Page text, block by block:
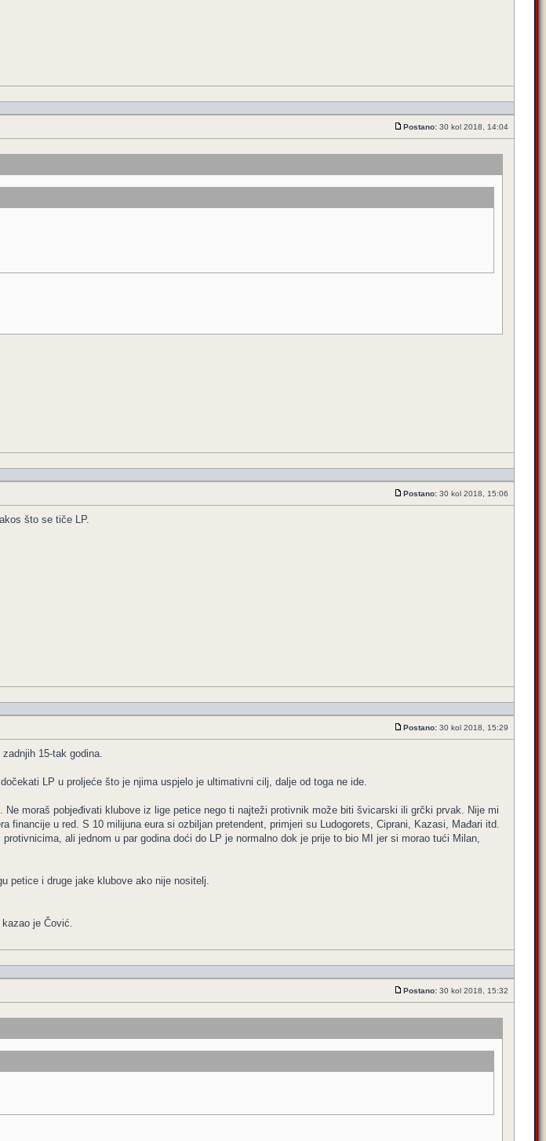
Postano: 30 kol 2018, 14:04
Postano: 30 kol 2018, 15:06
što se tiče LP.
Postano: 30 kol 2018, 15:29
15-tak godina.
LP u proljeće što je njima uspjelo je ultimativni cilj, dalje od toga ne ide.
moraš pobjeđivati klubove iz lige petice nego ti najteži protivnik može biti švicarski ili grčki prvak. Nije mi
financije u red. S 10 milijuna eura si ozbiljan pretendent, primjeri su Ludogorets, Ciprani, Kazasi, Mađari itd.
ali jednom u par godina doći do LP je normalno dok je prije to bio MI jer si morao tući Milan,
petice i druge jake klubove ako nije nositelj.
je Čović.
Postano: 30 kol 2018, 15:32